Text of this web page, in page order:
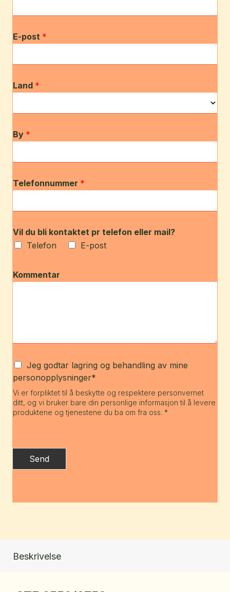
E-post *
Land *
By *
Telefonnummer *
Vil du bli kontaktet pr telefon eller mail?
Telefon
E-post
Kommentar
Jeg godtar lagring og behandling av mine
personopplysninger*
Vi er forpliktet til å beskytte og respektere personvernet
ditt, og vi bruker bare din personlige informasjon til å levere
produktene og tjenestene du ba om fra oss. *
Send
Beskrivelse